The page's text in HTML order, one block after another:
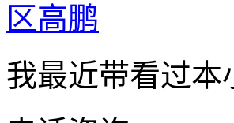
区高鹏
我最近带看过本